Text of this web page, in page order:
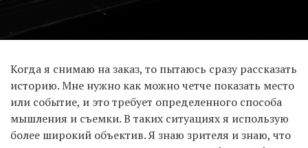
Когда я снимаю на заказ, то пытаюсь сразу рассказать
историю. Мне нужно как можно четче показать место
или событие, и это требует определенного способа
мышления и съемки. В таких ситуациях я использую
более широкий объектив. Я знаю зрителя и знаю, что